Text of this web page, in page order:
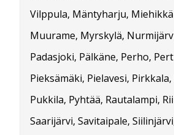
Vilppula, Mäntyharju,
Muurame, Myrskylä,
Padasjoki, Pälkäne, Perho,
Pieksämäki, Pielavesi,
Pukkila, Pyhtää, Rautalampi,
Saarijärvi, Savitaipale,